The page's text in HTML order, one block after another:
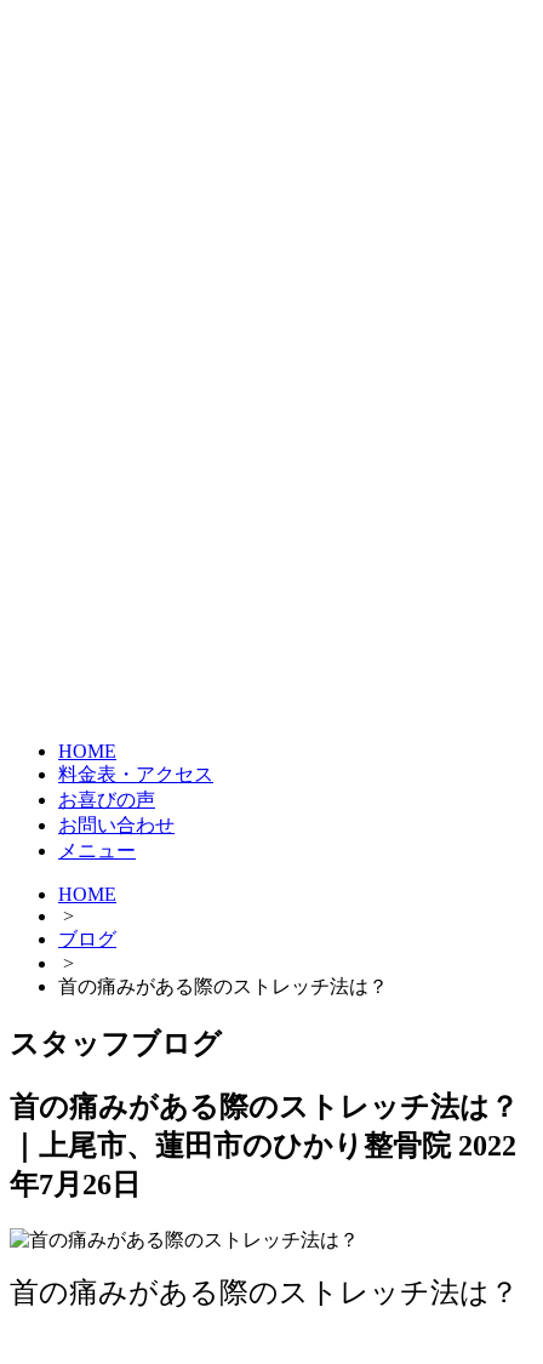
HOME
料金表・アクセス
お喜びの声
お問い合わせ
メニュー
HOME
>
ブログ
>
首の痛みがある際のストレッチ法は？
スタッフブログ
首の痛みがある際のストレッチ法は？
｜上尾市、蓮田市のひかり整骨院 2022
年7月26日
首の痛みがある際のストレッチ法は？